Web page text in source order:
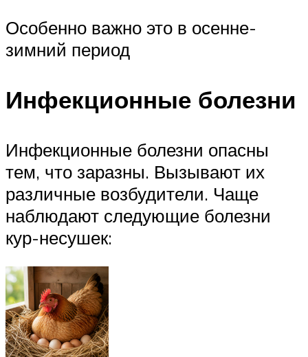
Особенно важно это в осенне-
зимний период
Инфекционные болезни
Инфекционные болезни опасны
тем, что заразны. Вызывают их
различные возбудители. Чаще
наблюдают следующие болезни
кур-несушек: